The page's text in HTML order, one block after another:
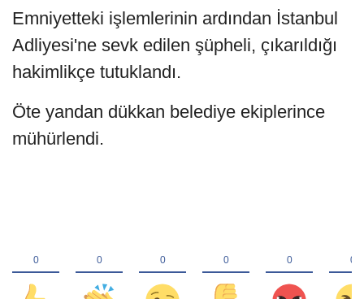
Emniyetteki işlemlerinin ardından İstanbul
Adliyesi'ne sevk edilen şüpheli, çıkarıldığı
hakimlikçe tutuklandı.
Öte yandan dükkan belediye ekiplerince
mühürlendi.